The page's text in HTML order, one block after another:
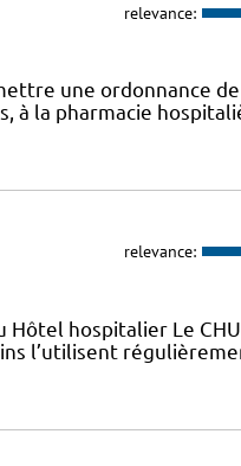
relevance:
une ordonnance de
à la pharmacie
relevance:
Hôtel hospitalier Le CHU
l’utilisent